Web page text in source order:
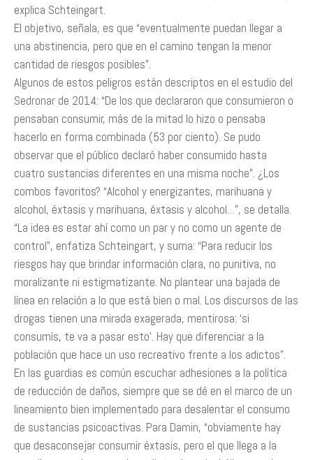
explica Schteingart.
El objetivo, señala, es que “eventualmente puedan llegar a
una abstinencia, pero que en el camino tengan la menor
cantidad de riesgos posibles”.
Algunos de estos peligros están descriptos en el estudio del
Sedronar de 2014: “De los que declararon que consumieron o
pensaban consumir, más de la mitad lo hizo o pensaba
hacerlo en forma combinada (53 por ciento). Se pudo
observar que el público declaró haber consumido hasta
cuatro sustancias diferentes en una misma noche”. ¿Los
combos favoritos? “Alcohol y energizantes, marihuana y
alcohol, éxtasis y marihuana, éxtasis y alcohol…”, se detalla.
“La idea es estar ahí como un par y no como un agente de
control”, enfatiza Schteingart, y suma: “Para reducir los
riesgos hay que brindar información clara, no punitiva, no
moralizante ni estigmatizante. No plantear una bajada de
línea en relación a lo que está bien o mal. Los discursos de las
drogas tienen una mirada exagerada, mentirosa: ‘si
consumís, te va a pasar esto’. Hay que diferenciar a la
población que hace un uso recreativo frente a los adictos”.
En las guardias es común escuchar adhesiones a la política
de reducción de daños, siempre que se dé en el marco de un
lineamiento bien implementado para desalentar el consumo
de sustancias psicoactivas. Para Damin, “obviamente hay
que desaconsejar consumir éxtasis, pero el que llega a la